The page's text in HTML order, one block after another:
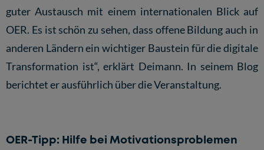
guter Austausch mit einem internationalen Blick auf
OER. Es ist schön zu sehen, dass offene Bildung auch in
anderen Ländern ein wichtiger Baustein für die digitale
Transformation ist“, erklärt Deimann. In seinem Blog
berichtet er ausführlich über die Veranstaltung.
OER-Tipp: Hilfe bei Motivationsproblemen